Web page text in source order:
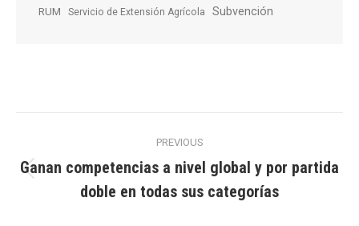
RUM Servicio de Extensión Agrícola Subvención
navigation
PREVIOUS
Previous
post:
Ganan competencias a nivel global y por partida
doble en todas sus categorías